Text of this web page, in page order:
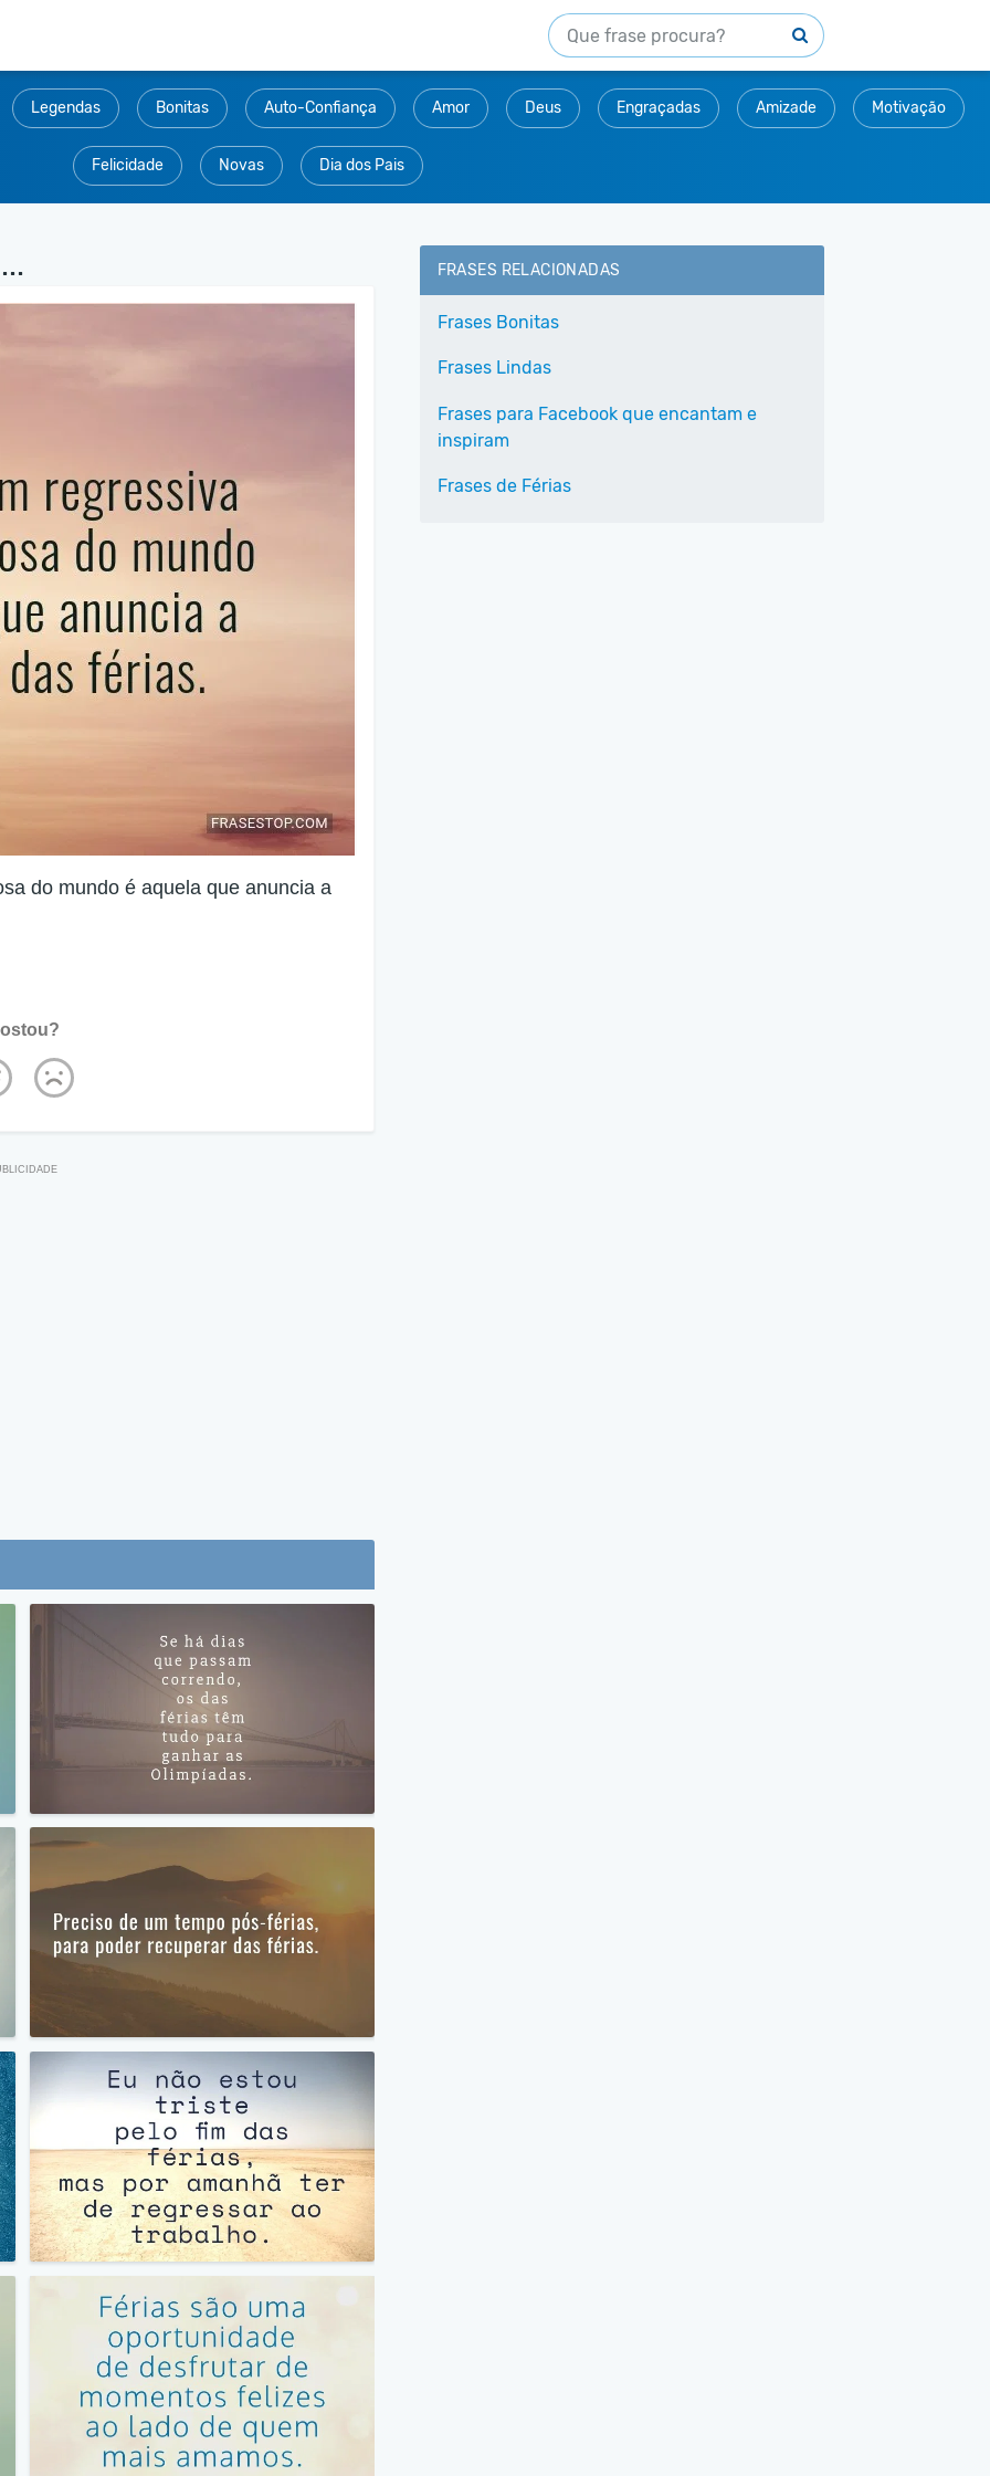
Legendas Bonitas Auto-Confiança Amor Deus Engraçadas Amizade Motivação
Felicidade Novas Dia dos Pais
do mundo é aquela que anuncia a
FRASES RELACIONADAS
Frases Bonitas
Frases Lindas
Frases para Facebook que encantam e
inspiram
Frases de Férias